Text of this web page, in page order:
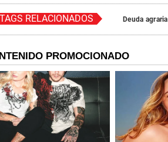
TAGS RELACIONADOS Deuda agraria